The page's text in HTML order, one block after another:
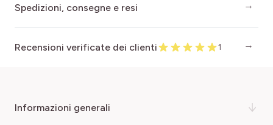
Spedizioni, consegne e resi
Recensioni verificate dei clienti 1
informazioni generali